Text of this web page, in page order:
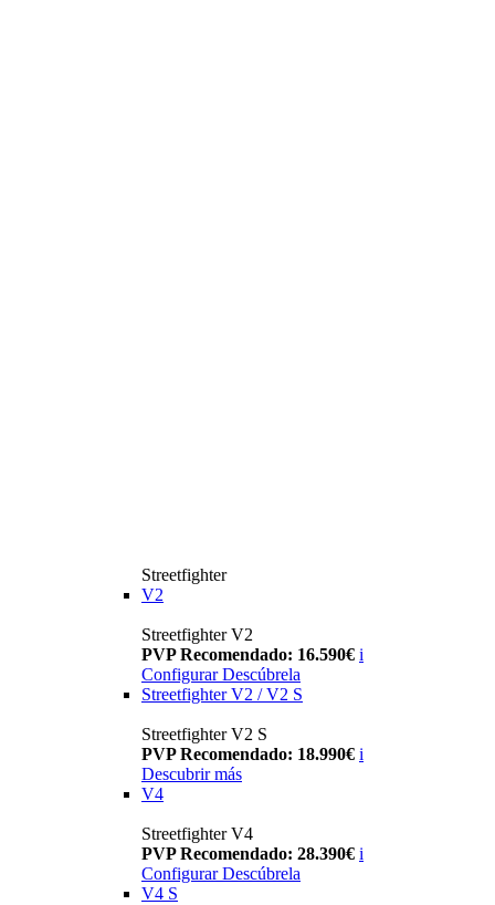
Streetfighter
V2
Streetfighter V2
PVP Recomendado: 16.590€ i
Configurar Descúbrela
Streetfighter V2 / V2 S
Streetfighter V2 S
PVP Recomendado: 18.990€ i
Descubrir más
V4
Streetfighter V4
PVP Recomendado: 28.390€ i
Configurar Descúbrela
V4 S